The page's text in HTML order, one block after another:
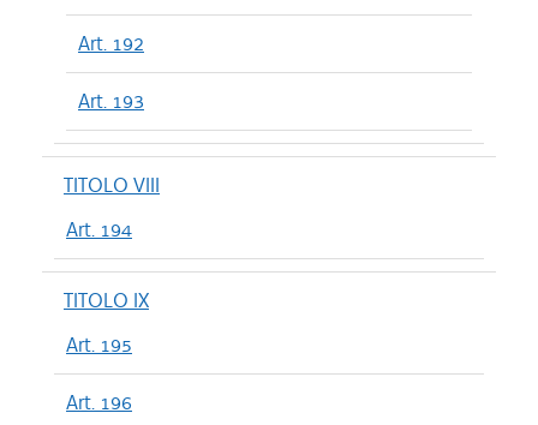
Art. 192
Art. 193
TITOLO VIII
Art. 194
TITOLO IX
Art. 195
Art. 196